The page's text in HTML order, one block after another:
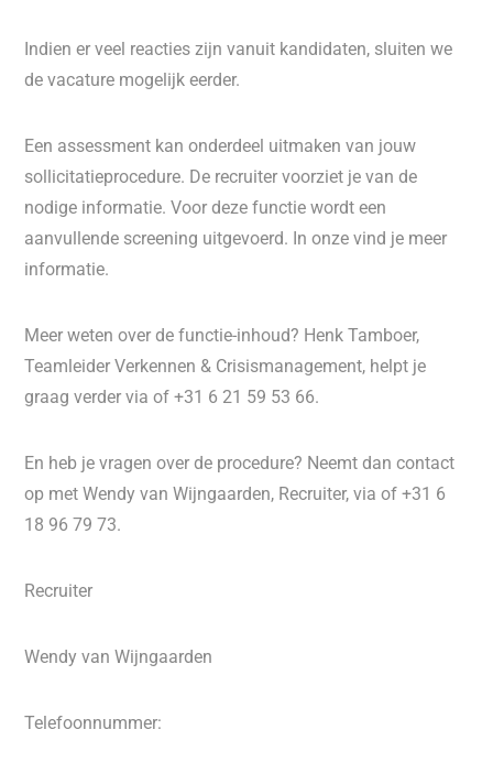
Indien er veel reacties zijn vanuit kandidaten, sluiten we
de vacature mogelijk eerder.
Een assessment kan onderdeel uitmaken van jouw
sollicitatieprocedure. De recruiter voorziet je van de
nodige informatie. Voor deze functie wordt een
aanvullende screening uitgevoerd. In onze vind je meer
informatie.
Meer weten over de functie-inhoud? Henk Tamboer,
Teamleider Verkennen & Crisismanagement, helpt je
graag verder via of +31 6 21 59 53 66.
En heb je vragen over de procedure? Neemt dan contact
op met Wendy van Wijngaarden, Recruiter, via of +31 6
18 96 79 73.
Recruiter
Wendy van Wijngaarden
Telefoonnummer: